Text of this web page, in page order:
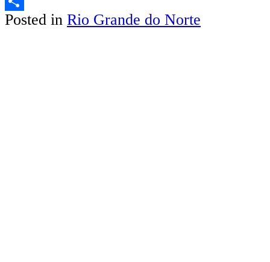
Share
Posted in Rio Grande do Norte